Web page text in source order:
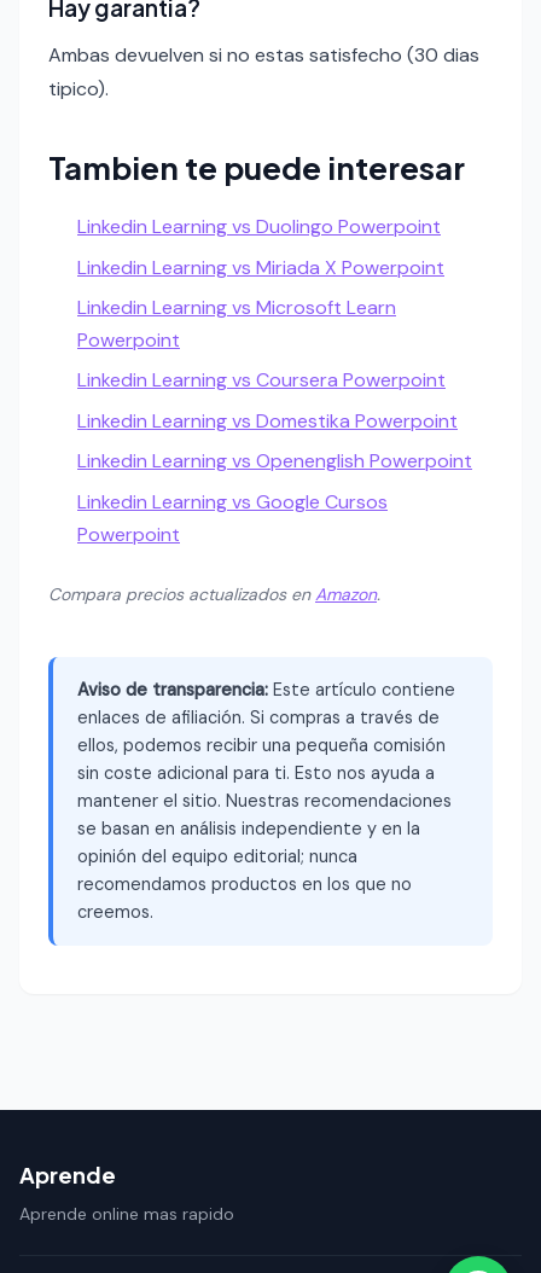
Hay garantia?
Ambas devuelven si no estas satisfecho (30 dias
tipico).
Tambien te puede interesar
Linkedin Learning vs Duolingo Powerpoint
Linkedin Learning vs Miriada X Powerpoint
Linkedin Learning vs Microsoft Learn
Powerpoint
Linkedin Learning vs Coursera Powerpoint
Linkedin Learning vs Domestika Powerpoint
Linkedin Learning vs Openenglish Powerpoint
Linkedin Learning vs Google Cursos
Powerpoint
Compara precios actualizados en Amazon.
Aviso de transparencia: Este artículo contiene
enlaces de afiliación. Si compras a través de
ellos, podemos recibir una pequeña comisión
sin coste adicional para ti. Esto nos ayuda a
mantener el sitio. Nuestras recomendaciones
se basan en análisis independiente y en la
opinión del equipo editorial; nunca
recomendamos productos en los que no
creemos.
Aprende
Aprende online mas rapido